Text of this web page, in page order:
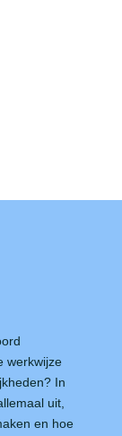
werkwijze
In
uit,
en hoe